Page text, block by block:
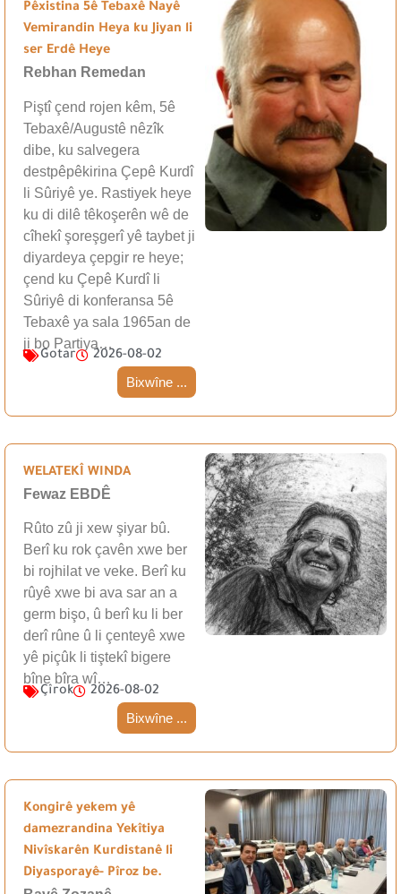
Pêxistina 5ê Tebaxê Nayê
Vemirandin Heya ku Jiyan li
ser Erdê Heye
Rebhan Remedan
Piştî çend rojen kêm, 5ê
Tebaxê/Augustê nêzîk
dibe, ku salvegera
destpêpêkirina Çepê Kurdî
li Sûriyê ye. Rastiyek heye
ku di dilê têkoşerên wê de
cîhekî şoreşgerî yê taybet ji
diyardeya çepgir re heye;
çend ku Çepê Kurdî li
Sûriyê di konferansa 5ê
Tebaxê ya sala 1965an de
ji bo Partiya…
Gotar 2026-08-02
Bixwîne ...
WELATEKÎ WINDA
Fewaz EBDÊ
Rûto zû ji xew şiyar bû.
Berî ku rok çavên xwe ber
bi rojhilat ve veke. Berî ku
rûyê xwe bi ava sar an a
germ bişo, û berî ku li ber
derî rûne û li çenteyê xwe
yê piçûk li tiştekî bigere
bîne bîra wî…
Çîrok 2026-08-02
Bixwîne ...
Kongirê yekem yê
damezrandina Yekîtiya
Nivîskarên Kurdistanê li
Diyasporayê- Pîroz be.